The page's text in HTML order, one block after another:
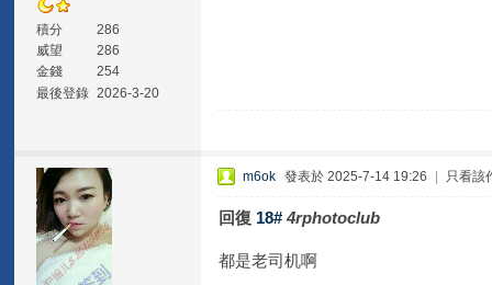
積分
286
威望
286
金錢
254
最後登錄 2026-3-20
m6ok 發表於 2025-7-14 19:26 只看該
回復 18# 4rphotoclub
都是老司机啊